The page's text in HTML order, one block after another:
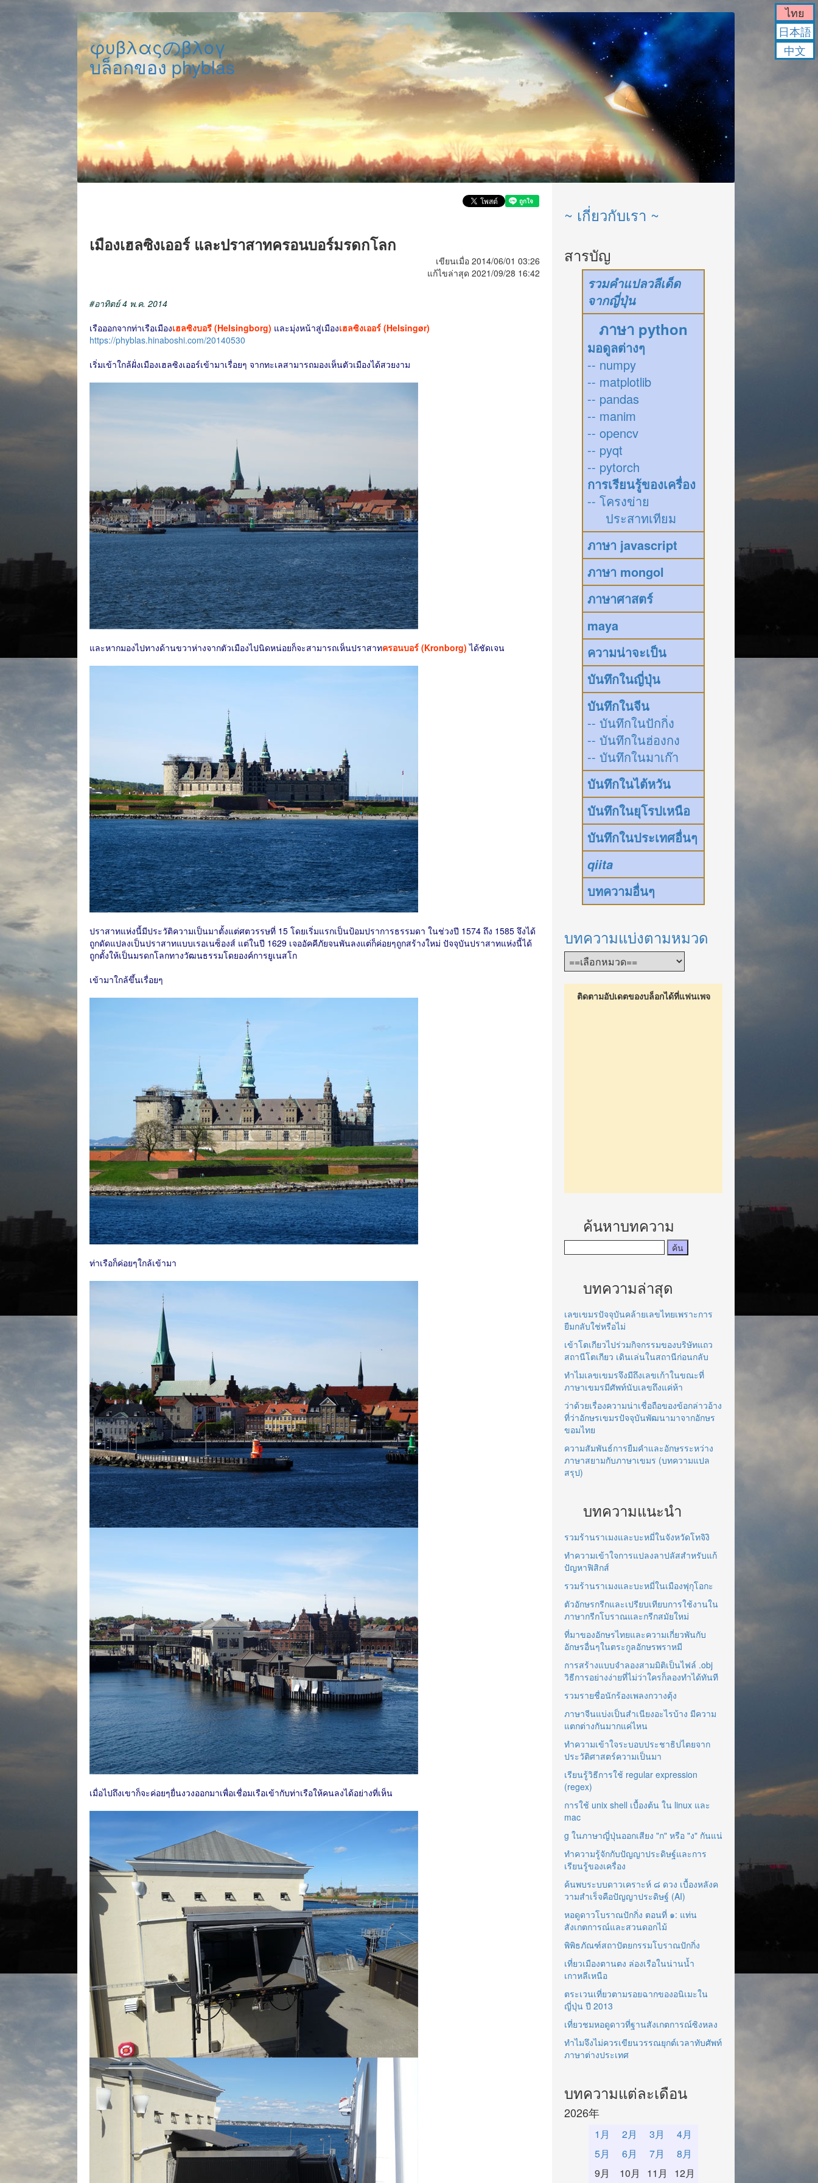
φυβλαςのβλογ
บล็อกของ phyblas
เมืองเฮลซิงเออร์ และปราสาทครอนบอร์มรดกโลก
เขียนเมื่อ 2014/06/01 03:26
แก้ไขล่าสุด 2021/09/28 16:42
#อาทิตย์ 4 พ.ค. 2014
เรือออกจากท่าเรือเมืองเฮลซิงบอรี (Helsingborg) และมุ่งหน้าสู่เมืองเฮลซิงเออร์ (Helsingør)
https://phyblas.hinaboshi.com/20140530
เริ่มเข้าใกล้ฝั่งเมืองเฮลซิงเออร์เข้ามาเรื่อยๆ จากทะเลสามารถมองเห็นตัวเมืองได้สวยงาม
และหากมองไปทางด้านขวาห่างจากตัวเมืองไปนิดหน่อยก็จะสามารถเห็นปราสาทครอนบอร์ (Kronborg) ได้ชัดเจน
ปราสาทแห่งนี้มีประวัติความเป็นมาตั้งแต่ศตวรรษที่ 15 โดยเริ่มแรกเป็นป้อมปราการธรรมดา ในช่วงปี 1574 ถึง 1585 จึงได้
ถูกดัดแปลงเป็นปราสาทแบบเรอเนซ็องส์ แต่ในปี 1629 เจออัคคีภัยจนพันลงแต่ก็ค่อยๆถูกสร้างใหม่ ปัจจุบันปราสาทแห่งนี้ได้
ถูกตั้งให้เป็นมรดกโลกทางวัฒนธรรมโดยองค์การยูเนสโก
เข้ามาใกล้ขึ้นเรื่อยๆ
ท่าเรือก็ค่อยๆใกล้เข้ามา
เมื่อไปถึงเขาก็จะค่อยๆยื่นงวงออกมาเพื่อเชื่อมเรือเข้ากับท่าเรือให้คนลงได้อย่างที่เห็น
~ เกี่ยวกับเรา ~
สารบัญ
รวมคำแปลวลีเด็ด
จากญี่ปุ่น
ภาษา python
มอดูลต่างๆ
-- numpy
-- matplotlib
-- pandas
-- manim
-- opencv
-- pyqt
-- pytorch
การเรียนรู้ของเครื่อง
-- โครงข่าย
ประสาทเทียม
ภาษา javascript
ภาษา mongol
ภาษาศาสตร์
maya
ความน่าจะเป็น
บันทึกในญี่ปุ่น
บันทึกในจีน
-- บันทึกในปักกิ่ง
-- บันทึกในฮ่องกง
-- บันทึกในมาเก๊า
บันทึกในไต้หวัน
บันทึกในยุโรปเหนือ
บันทึกในประเทศอื่นๆ
qiita
บทความอื่นๆ
บทความแบ่งตามหมวด
ติดตามอัปเดตของบล็อกได้ที่แฟนเพจ
ค้นหาบทความ
บทความล่าสุด
เลขเขมรปัจจุบันคล้ายเลขไทยเพราะการ
ยืมกลับใช่หรือไม่
เข้าโตเกียวไปร่วมกิจกรรมของบริษัทแถว
สถานีโตเกียว เดินเล่นในสถานีก่อนกลับ
ทำไมเลขเขมรจึงมีถึงเลขเก้าในขณะที่
ภาษาเขมรมีศัพท์นับเลขถึงแค่ห้า
ว่าด้วยเรื่องความน่าเชื่อถือของข้อกล่าวอ้าง
ที่ว่าอักษรเขมรปัจจุบันพัฒนามาจากอักษร
ขอมไทย
ความสัมพันธ์การยืมคำและอักษรระหว่าง
ภาษาสยามกับภาษาเขมร (บทความแปล
สรุป)
บทความแนะนำ
รวมร้านราเมงและบะหมี่ในจังหวัดโทจิงิ
ทำความเข้าใจการแปลงลาปลัสสำหรับแก้
ปัญหาฟิสิกส์
รวมร้านราเมงและบะหมี่ในเมืองฟุกุโอกะ
ตัวอักษรกรีกและเปรียบเทียบการใช้งานใน
ภาษากรีกโบราณและกรีกสมัยใหม่
ที่มาของอักษรไทยและความเกี่ยวพันกับ
อักษรอื่นๆในตระกูลอักษรพราหมี
การสร้างแบบจำลองสามมิติเป็นไฟล์ .obj
วิธีการอย่างง่ายที่ไม่ว่าใครก็ลองทำได้ทันที
รวมรายชื่อนักร้องเพลงกวางตุ้ง
ภาษาจีนแบ่งเป็นสำเนียงอะไรบ้าง มีความ
แตกต่างกันมากแค่ไหน
ทำความเข้าใจระบอบประชาธิปไตยจาก
ประวัติศาสตร์ความเป็นมา
เรียนรู้วิธีการใช้ regular expression
(regex)
การใช้ unix shell เบื้องต้น ใน linux และ
mac
g ในภาษาญี่ปุ่นออกเสียง "ก" หรือ "ง" กันแน่
ทำความรู้จักกับปัญญาประดิษฐ์และการ
เรียนรู้ของเครื่อง
ค้นพบระบบดาวเคราะห์ ๘ ดวง เบื้องหลังค
วามสำเร็จคือปัญญาประดิษฐ์ (AI)
หอดูดาวโบราณปักกิ่ง ตอนที่ ๑: แท่น
สังเกตการณ์และสวนดอกไม้
พิพิธภัณฑ์สถาปัตยกรรมโบราณปักกิ่ง
เที่ยวเมืองตานตง ล่องเรือในน่านน้ำ
เกาหลีเหนือ
ตระเวนเที่ยวตามรอยฉากของอนิเมะใน
ญี่ปุ่น ปี 2013
เที่ยวชมหอดูดาวที่ฐานสังเกตการณ์ซิงหลง
ทำไมจึงไม่ควรเขียนวรรณยุกต์เวลาทับศัพท์
ภาษาต่างประเทศ
บทความแต่ละเดือน
2026年
1月 2月 3月
4月
5月
6月 7月
8月
9月
10月 11月 12月
ไทย
日本語
中文